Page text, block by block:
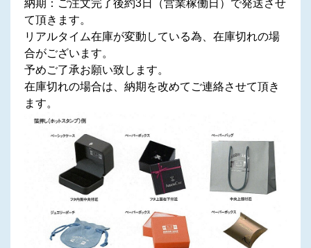
納期：ご注文完了後約3日（営業稼働日）で発送させ
て頂きます。
リアルタイム在庫が変動している為、在庫切れの場
合がございます。
予めご了承お願い致します。
在庫切れの場合は、納期を改めてご連絡させて頂き
ます。